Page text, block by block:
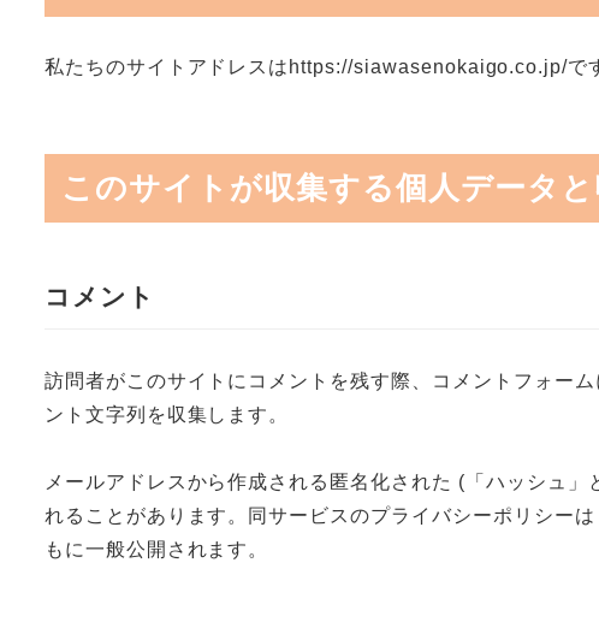
私たちのサイトアドレスはhttps://siawasenokaigo.co.jp/で
このサイトが収集する個人データ
コメント
訪問者がこのサイトにコメントを残す際、コメントフォー
ント文字列を収集します。
メールアドレスから作成される匿名化された (「ハッシュ
れることがあります。同サービスのプライバシーポリシー
もに一般公開されます。